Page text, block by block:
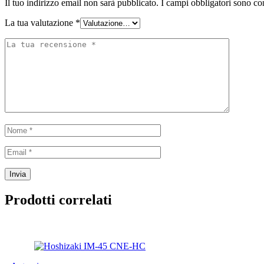
Il tuo indirizzo email non sarà pubblicato. I campi obbligatori sono
La tua valutazione *
Prodotti correlati